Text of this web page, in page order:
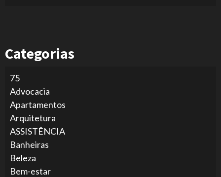
Categorias
75
Advocacia
Apartamentos
Arquitetura
ASSISTÊNCIA
Banheiras
Beleza
Bem-estar